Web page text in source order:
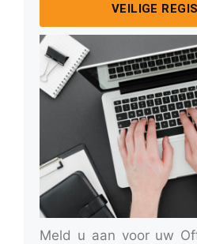
Meld u aan voor uw
VEILIGE